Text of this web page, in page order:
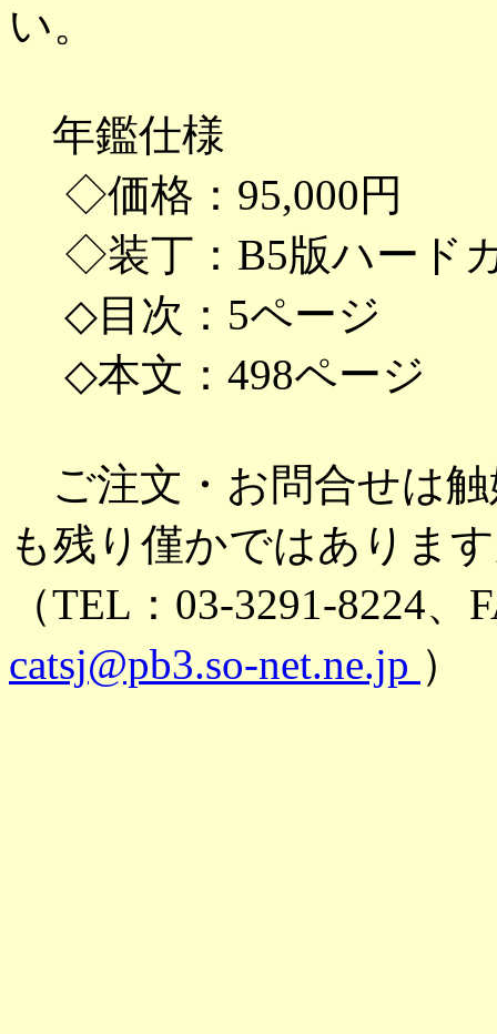
い。
年鑑仕様
◇価格：95,000円
◇装丁：B5版ハード
◇目次：5ページ
◇本文：498ページ
ご注文・お問合せは触
も残り僅かではありま
（TEL：03-3291-8224
catsj@pb3.so-net.ne.jp ）